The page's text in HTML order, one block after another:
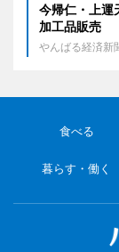
今帰仁・上
加工品販売
やんばる経済新
食べる
暮らす・働く